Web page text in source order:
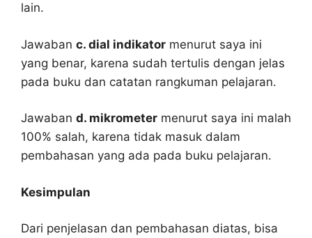
lain.
Jawaban c. dial indikator menurut saya ini
yang benar, karena sudah tertulis dengan jelas
pada buku dan catatan rangkuman pelajaran.
Jawaban d. mikrometer menurut saya ini malah
100% salah, karena tidak masuk dalam
pembahasan yang ada pada buku pelajaran.
Kesimpulan
Dari penjelasan dan pembahasan diatas, bisa